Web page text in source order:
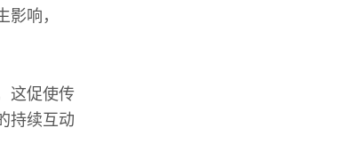
响，
这促使传
持续互动